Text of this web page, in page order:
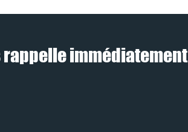
rappelle immédiatement